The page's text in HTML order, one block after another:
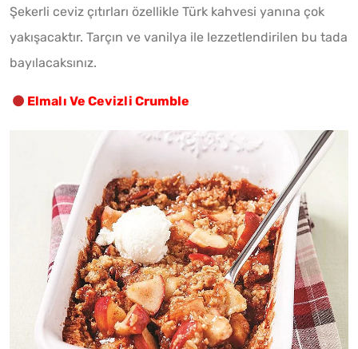
Şekerli ceviz çıtırları özellikle Türk kahvesi yanına çok
yakışacaktır. Tarçın ve vanilya ile lezzetlendirilen bu tada
bayılacaksınız.
Elmalı Ve Cevizli Crumble